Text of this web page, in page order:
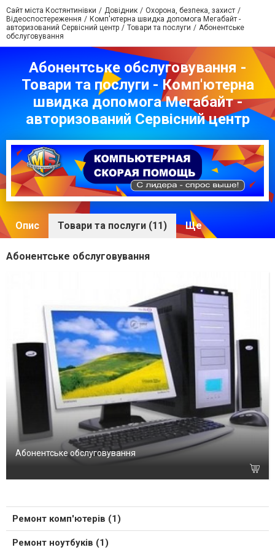
Сайт міста Костянтинівки Довідник
Охорона, безпека, захист
Відеоспостереження
Комп'ютерна швидка допомога Мегабайт -
авторизований Сервісний центр
Товари та послуги
Абонентське
обслуговування
Абонентське обслуговування -
Товари та послуги - Комп'ютерна
швидка допомога Мегабайт -
авторизований Сервісний центр
Опис Товари та послуги (11) Ще
Абонентське обслуговування
Абонентське обслуговування
Ремонт комп'ютерів (1)
Ремонт ноутбуків (1)